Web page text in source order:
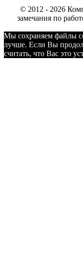
© 2012 - 2026
замечания по
Мы cохраняем файлы
лучше. Если Вы
считать, что Вас это